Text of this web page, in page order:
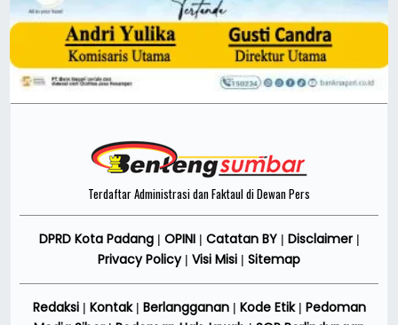
Terdaftar Administrasi dan Faktaul di Dewan Pers
DPRD Kota Padang| OPINI Catatan BY| Disclaimer|
Privacy Policy| Visi Misi Sitemap
Redaksi| Kontak| Berlangganan| Kode Etik| Pedoman